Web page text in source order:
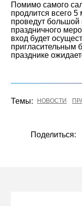
Помимо самого
продлится всего
проведут большой
праздничного
вход будет
пригласительным
празднике
Темы: НОВОСТИ
Поделиться: